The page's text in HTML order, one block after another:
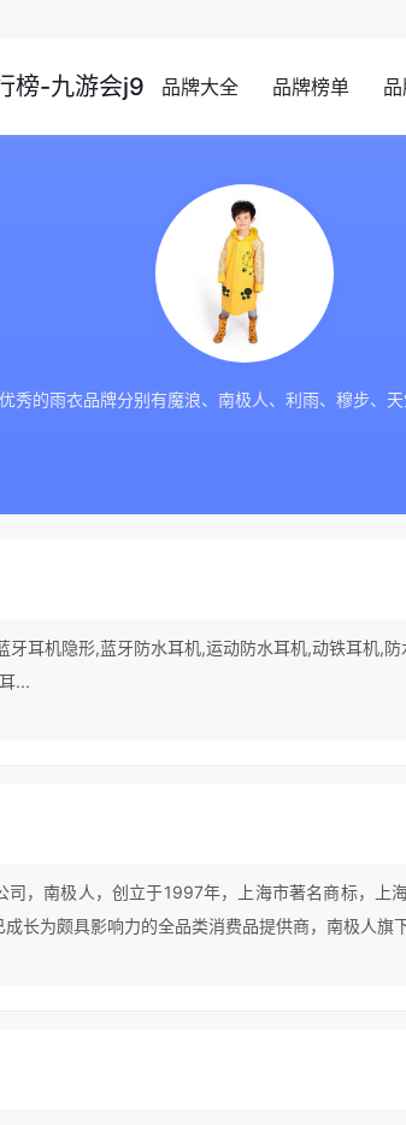
榜-九游会j9 品牌大全 品牌榜单
秀的雨衣品牌分别有魔浪、南极人、利雨、穆步、
牙耳机隐形,蓝牙防水耳机,运动防水耳机,动铁耳机,
...
司，南极人，创立于1997年，上海市著名商标，上
长为颇具影响力的全品类消费品提供商，南极人旗